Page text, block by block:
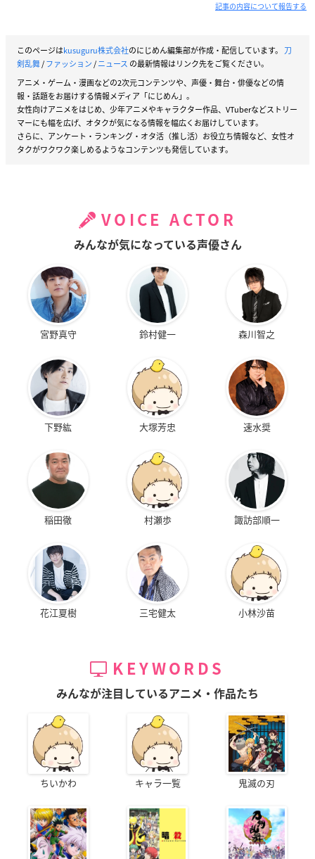
記事の内容について報告する
このページはkusuguru株式会社のにじめん編集部が作成・配信しています。 刀
剣乱舞/ファッション/ニュース の最新情報はリンク先をご覧ください。
アニメ・ゲーム・漫画などの2次元コンテンツや、声優・舞台・俳優などの情
報・話題をお届けする情報メディア「にじめん」。
女性向けアニメをはじめ、少年アニメやキャラクター作品、VTuberなどストリー
マーにも幅を広げ、オタクが気になる情報を幅広くお届けしています。
さらに、アンケート・ランキング・オタ活（推し活）お役立ち情報など、女性オ
タクがワクワク楽しめるようなコンテンツも発信しています。
VOICE ACTOR
みんなが気になっている声優さん
宮野真守 鈴村健一 森川智之
下野紘 大塚芳忠 速水奨
稲田徹 村瀬歩 諏訪部順一
花江夏樹 三宅健太 小林沙苗
KEYWORDS
みんなが注目しているアニメ・作品たち
ちいかわ キャラ一覧 鬼滅の刃